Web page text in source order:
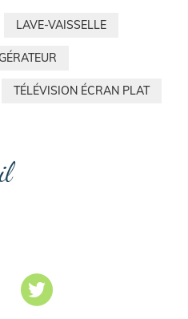
LAVE-VAISSELLE
TÉLÉVISION ÉCRAN PLAT